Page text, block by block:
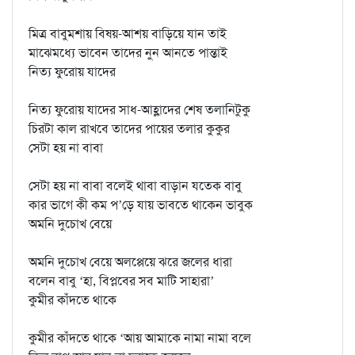
মিত্র বাবুমশায় বিষয়-আশয় বাড়িয়ে যান তাই
মাঝেমধ্যে ভাবেন তাদের নুন আনতে পান্তাই
নিত্য ফুরোয় যাদের
নিত্য ফুরোয় যাদের সাধ-আহ্লাদের শেষ তলানিটুকু
চিরটা কাল রাখবে তাদের পায়ের তলার কুকুর
সেটা হয় না বাবা
সেটা হয় না বাবা বলেই থাবা বাড়ান যতেক বাবু
কার ভাগে কী কম প’ড়ে যায় ভাবতে থাকেন ভাবুক
অমনি দুচোখ বেয়ে
অমনি দুচোখ বেয়ে অলপ্পেয়ে ঝরে জলের ধারা
বলেন বাবু ‘হা, বিপ্লবের সব মাটি সাহারা’
কুমীর কাঁদতে থাকে
কুমীর কাঁদতে থাকে ‘আয় আমাকে নামা নামা বলে